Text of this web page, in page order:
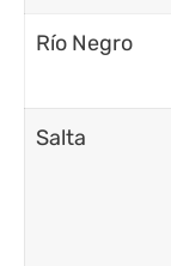
Río Negro
Salta